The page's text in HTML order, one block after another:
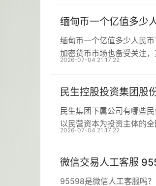
缅甸币一个亿值多少
缅甸币一个亿值多少人民
加密货币市场也备受关注
2026-07-04 21:17:22
民生控股投资集团股
民生集团下属公司有哪些
以民营资本为投资主体的
2026-07-04 21:17:22
微信交易人工客服
95598是微信人工客服吗